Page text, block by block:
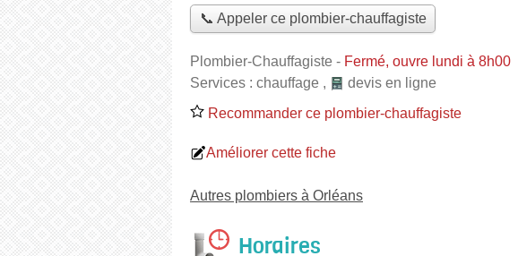
📞 Appeler ce plombier-chauffagiste
Plombier-Chauffagiste - Fermé, ouvre lundi à 8h00
Services : chauffage ,
devis en ligne
Recommander ce plombier-chauffagiste
Améliorer cette fiche
Autres plombiers à Orléans
Horaires